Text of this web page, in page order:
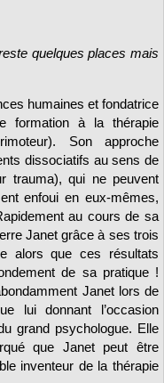
quelques places mais
humaines et fondatrice
formation à la thérapie
Son approche
dissociatifs au sens de
trauma), qui ne peuvent
enfoui en eux-mêmes,
au cours de sa
Janet grâce à ses trois
alors que ces résultats
de sa pratique !
Janet lors de
lui donnant l’occasion
grand psychologue. Elle
que Janet peut être
inventeur de la thérapie